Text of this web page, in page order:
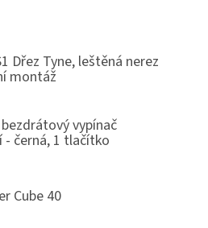
Dřez Tyne, leštěná nerez
montáž
je 5 z 5 hvězdiček.
vypínač
- černá, 1 tlačítko
je 4 z 5 hvězdiček.
Cube 40
je 3 z 5 hvězdiček.